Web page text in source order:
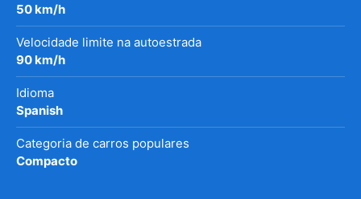
50 km/h
Velocidade limite na autoestrada
90 km/h
Idioma
Spanish
Categoria de carros populares
Compacto